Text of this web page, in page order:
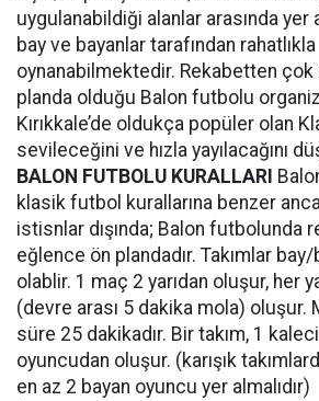
uygulanabildiği alanlar arasında yer
bay ve bayanlar tarafından rahatlıkla
oynanabilmektedir. Rekabetten çok
planda olduğu Balon futbolu
Kırıkkale’de oldukça popüler olan
sevileceğini ve hızla yayılacağını
BALON FUTBOLU KURALLARI
klasik futbol kurallarına benzer
istisnlar dışında; Balon futbolunda
eğlence ön plandadır. Takımlar bay/
olablir. 1 maç 2 yarıdan oluşur, her
(devre arası 5 dakika mola) oluşur.
süre 25 dakikadır. Bir takım, 1
oyuncudan oluşur. (karışık
en az 2 bayan oyuncu yer almalıdır)